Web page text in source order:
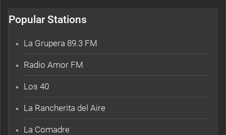
Popular Stations
La Grupera 89.3 FM
Radio Amor FM
Los 40
La Rancherita del Aire
La Comadre